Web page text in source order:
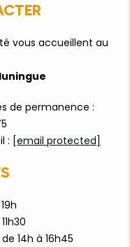
vous accueillent au
de permanence :
: [email protected]
14h à 16h45